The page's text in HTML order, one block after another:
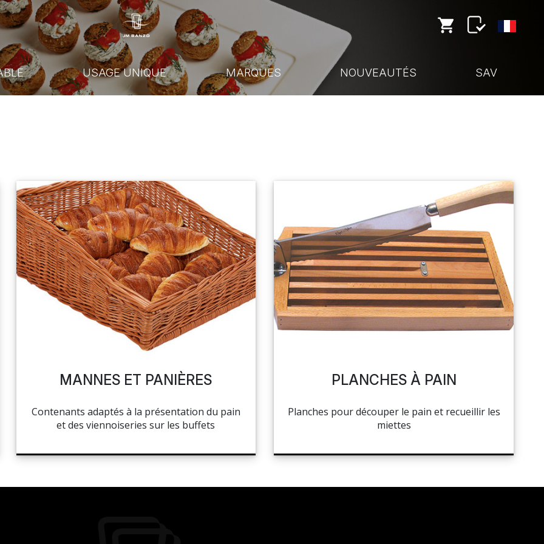
USAGE UNIQUE MARQUES NOUVEAUTÉS SAV
MANNES ET PANIÈRES
Contenants adaptés à la présentation du pain
et des viennoiseries sur les buffets
PLANCHES À PAIN
Planches pour découper le pain et recueillir les
miettes